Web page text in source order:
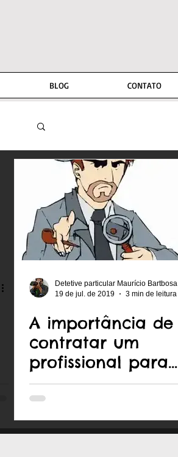
BLOG CONTATO
Detetive particular Maurício Bartbosa
19 de jul. de 2019
3 min de leitura
A importância de
contratar um
profissional para
descobrir traição